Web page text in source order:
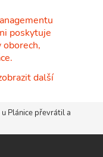
poskytuje
další
Plánice převrátil a